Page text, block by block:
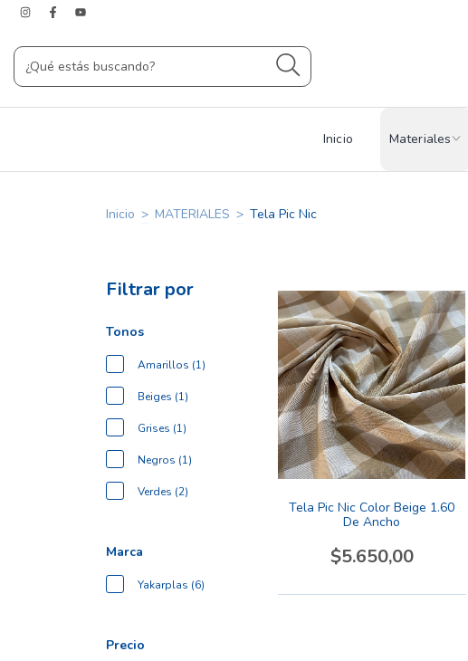
Inicio Materiales
Inicio > MATERIALES > Tela Pic Nic
Filtrar por
Tonos
Amarillos (1)
Beiges (1)
Grises (1)
Negros (1)
Verdes (2)
Marca
Yakarplas (6)
Precio
Tela Pic Nic Color Beige 1.60
De Ancho
$5.650,00